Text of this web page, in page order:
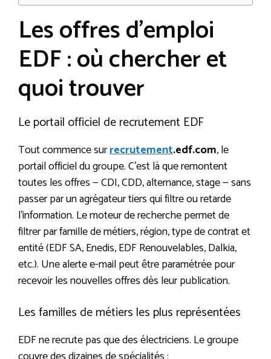
Les offres d’emploi
EDF : où chercher et
quoi trouver
Le portail officiel de recrutement EDF
Tout commence surrecrutement.edf.com, le
portail officiel du groupe. C’est là que remontent
toutes les offres — CDI, CDD, alternance, stage — sans
passer par un agrégateur tiers qui filtre ou retarde
l’information. Le moteur de recherche permet de
filtrer par famille de métiers, région, type de contrat et
entité (EDF SA, Enedis, EDF Renouvelables, Dalkia,
etc.). Une alerte e-mail peut être paramétrée pour
recevoir les nouvelles offres dès leur publication.
Les familles de métiers les plus représentées
EDF ne recrute pas que des électriciens. Le groupe